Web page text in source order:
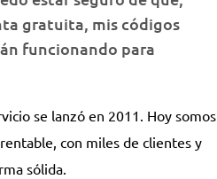
gratuita, mis códigos
funcionando para
se lanzó en 2011. Hoy somos
con miles de clientes y
sólida.